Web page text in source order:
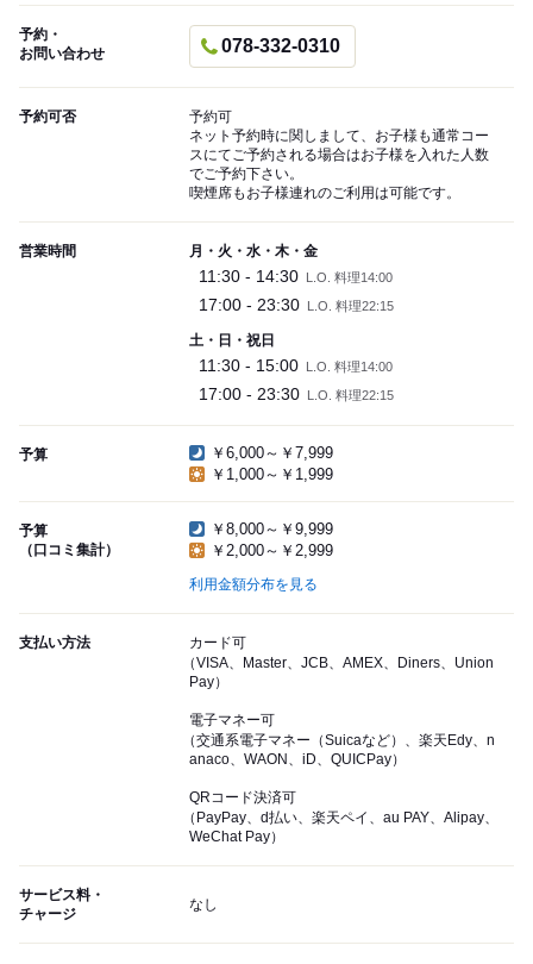
予約・
お問い合わせ
078-332-0310
予約可否
予約可
ネット予約時に関しまして、お子様も通常コー
スにてご予約される場合はお子様を入れた人数
でご予約下さい。
喫煙席もお子様連れのご利用は可能です。
営業時間 月・火・水・木・金
11:30 - 14:30 L.O. 料理14:00
17:00 - 23:30 L.O. 料理22:15
土・日・祝日
11:30 - 15:00 L.O. 料理14:00
17:00 - 23:30 L.O. 料理22:15
予算
￥6,000～￥7,999
￥1,000～￥1,999
予算
（口コミ集計）
￥8,000～￥9,999
￥2,000～￥2,999
利用金額分布を見る
支払い方法
カード可
（VISA、Master、JCB、AMEX、Diners、Union
Pay）
電子マネー可
（交通系電子マネー（Suicaなど）、楽天Edy、n
anaco、WAON、iD、QUICPay）
QRコード決済可
（PayPay、d払い、楽天ペイ、au PAY、Alipay、
WeChat Pay）
サービス料・
チャージ
なし